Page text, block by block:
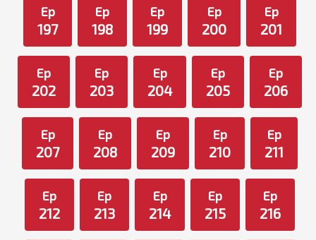
Ep
197
Ep
198
Ep
199
Ep
200
Ep
201
Ep
202
Ep
203
Ep
204
Ep
205
Ep
206
Ep
207
Ep
208
Ep
209
Ep
210
Ep
211
Ep
212
Ep
213
Ep
214
Ep
215
Ep
216